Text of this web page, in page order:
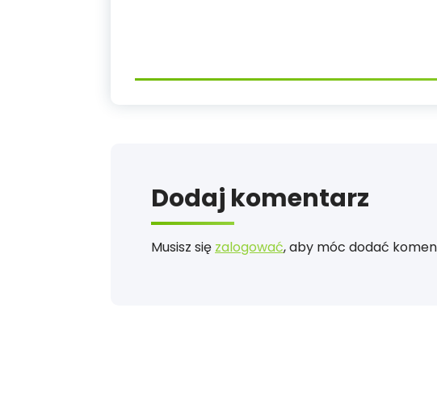
Dodaj komentarz
Musisz się zalogować, aby móc dodać